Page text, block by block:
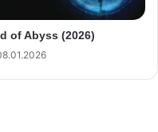
of Abyss (2026)